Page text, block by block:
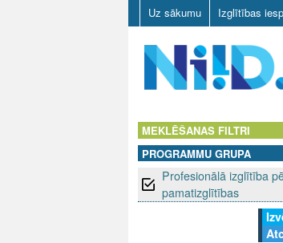
Uz sākumu Izglītības
D
MEKLĒŠANAS FILTRI
PROGRAMMU GRUPA
Profesionālā izglītība
pamatizglītības